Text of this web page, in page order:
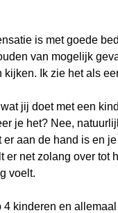
is met goede
van mogelijk
Ik zie het als
jij doet met een
je het? Nee,
er aan de hand is en
er net zolang over tot
voelt.
4 kinderen en